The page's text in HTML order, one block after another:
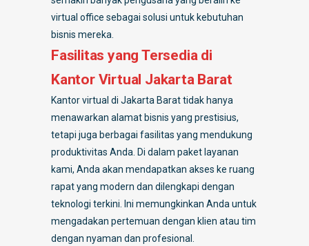
virtual office sebagai solusi untuk kebutuhan
bisnis mereka.
Fasilitas yang Tersedia di
Kantor Virtual Jakarta Barat
Kantor virtual di Jakarta Barat tidak hanya
menawarkan alamat bisnis yang prestisius,
tetapi juga berbagai fasilitas yang mendukung
produktivitas Anda. Di dalam paket layanan
kami, Anda akan mendapatkan akses ke ruang
rapat yang modern dan dilengkapi dengan
teknologi terkini. Ini memungkinkan Anda untuk
mengadakan pertemuan dengan klien atau tim
dengan nyaman dan profesional.